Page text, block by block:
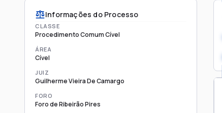
Informações do Processo
CLASSE
Procedimento Comum Cível
ÁREA
Cível
JUIZ
Guilherme Vieira De Camargo
FORO
Foro de Ribeirão Pires